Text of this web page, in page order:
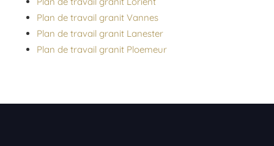
Plan de travail granit Vannes
Plan de travail granit Lanester
Plan de travail granit Ploemeur